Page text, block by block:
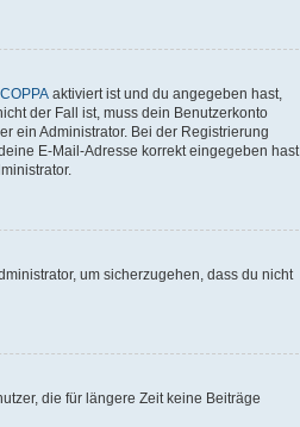
COPPA aktiviert ist und du angegeben hast,
der Fall ist, muss dein Benutzerkonto
ein Administrator. Bei der Registrierung
E-Mail-Adresse korrekt eingegeben hast
um sicherzugehen, dass du nicht
die für längere Zeit keine Beiträge